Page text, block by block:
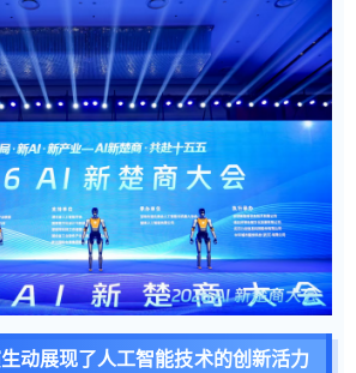
动展现了人工智能技术的创新活力